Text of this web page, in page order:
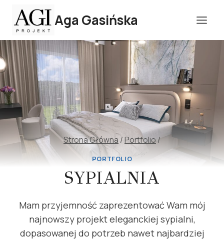
Przejdź
treści
Aga Gasińska
Strona Główna /Portfolio /
PORTFOLIO
SYPIALNIA
Mam przyjemność zaprezentować Wam mój
najnowszy projekt eleganckiej sypialni,
dopasowanej do potrzeb nawet najbardziej